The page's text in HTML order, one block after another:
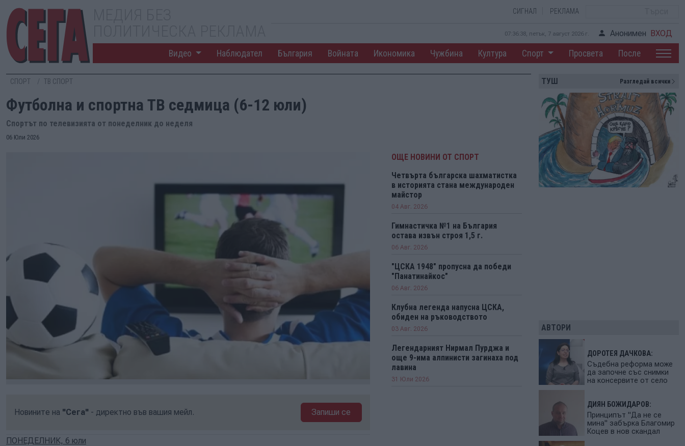
СИГНАЛ РЕКЛАМА
07:36:39, петък, 7 август 2026 г. Анонимен ВХОД
Видео Наблюдател България Войната Икономика Чужбина Култура Спорт Просвета После
СПОРТ ТВ СПОРТ
Футболна и спортна ТВ седмица (6-12 юли)
Спортът по телевизията от понеделник до неделя
06 Юли 2026
Новините на "Сега" - директно във вашия мейл. Запиши се
ПОНЕДЕЛНИК, 6 юли
ОЩЕ НОВИНИ ОТ СПОРТ
Четвърта българска шахматистка
в историята стана международен
майстор
04 Авг. 2026
Гимнастичка №1 на България
остава извън строя 1,5 г.
06 Авг. 2026
"ЦСКА 1948" пропусна да победи
"Панатинайкос"
06 Авг. 2026
Клубна легенда напусна ЦСКА,
обиден на ръководството
03 Авг. 2026
Легендарният Нирмал Пурджа и
още 9-има алпинисти загинаха под
лавина
31 Юли 2026
ТУШ Разгледай всички
АВТОРИ
ДОРОТЕЯ ДАЧКОВА:
Съдебна реформа може
да започне със снимки
на консервите от село
ДИЯН БОЖИДАРОВ:
Принципът "Да не се
мина" забърка Благомир
Коцев в нов скандал